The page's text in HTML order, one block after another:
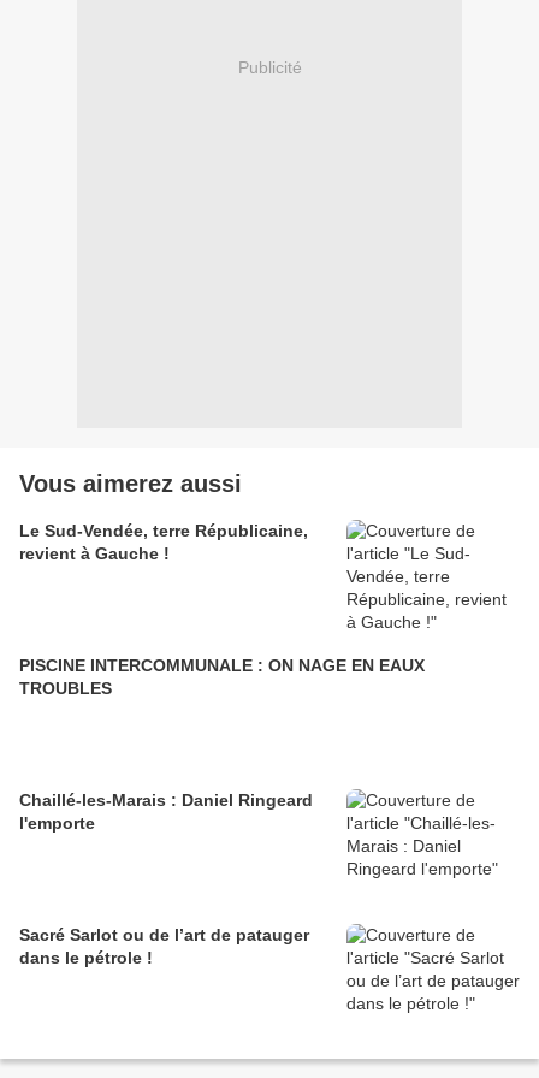
Publicité
Vous aimerez aussi
Le Sud-Vendée, terre Républicaine,
revient à Gauche !
PISCINE INTERCOMMUNALE : ON NAGE EN EAUX
TROUBLES
Chaillé-les-Marais : Daniel Ringeard
l'emporte
Sacré Sarlot ou de l’art de patauger
dans le pétrole !